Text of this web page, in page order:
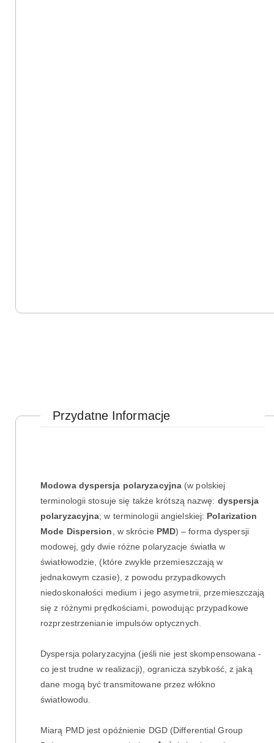
Przydatne Informacje
Modowa dyspersja polaryzacyjna (w polskiej
terminologii stosuje się także krótszą nazwę: dyspersja
polaryzacyjna; w terminologii angielskiej: Polarization
Mode Dispersion , w skrócie PMD) – forma dyspersji
modowej, gdy dwie różne polaryzacje światła w
światłowodzie, (które zwykle przemieszczają w
jednakowym czasie), z powodu przypadkowych
niedoskonałości medium i jego asymetrii, przemieszczają
się z różnymi prędkościami, powodując przypadkowe
rozprzestrzenianie impulsów optycznych.
Dyspersja polaryzacyjna (jeśli nie jest skompensowana -
co jest trudne w realizacji), ogranicza szybkość, z jaką
dane mogą być transmitowane przez włókno
światłowodu.
Miarą PMD jest opóźnienie DGD (Differential Group
Δ )